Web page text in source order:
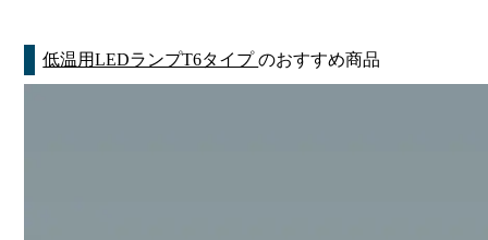
低温用LEDランプT6タイプのおすすめ商品